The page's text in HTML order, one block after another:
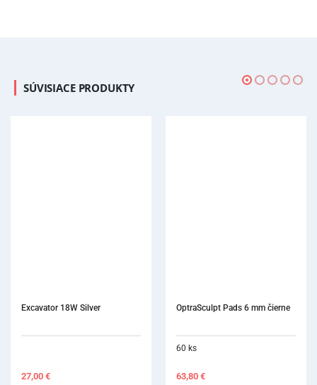
SÚVISIACE PRODUKTY
OptraSculpt Pads 6 mm čierne
Heidemannove